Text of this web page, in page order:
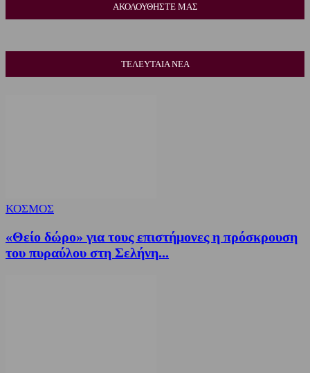
ΑΚΟΛΟΥΘΗΣΤΕ ΜΑΣ
ΤΕΛΕΥΤΑΙΑ ΝΕΑ
ΚΟΣΜΟΣ
«Θείο δώρο» για τους επιστήμονες η πρόσκρουση
του πυραύλου στη Σελήνη...